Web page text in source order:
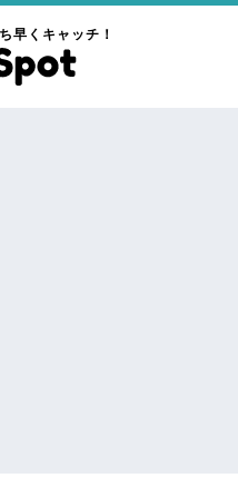
早くキャッチ！